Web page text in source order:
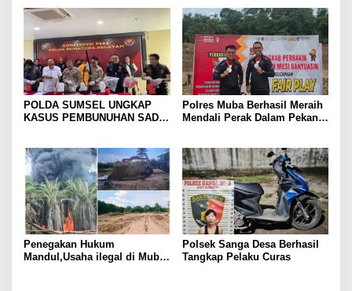
Jakarta Lewat Muba
POLDA SUMSEL UNGKAP
KASUS PEMBUNUHAN SADIS
DITEMUKAN DALAM KARUNG
DI SAWAH
Polres Muba Berhasil Meraih
Mendali Perak Dalam Pekan
Tahun 2025
Penegakan Hukum
Mandul,Usaha ilegal di Muba
Polsek Sanga Desa Berhasil
Tangkap Pelaku Curas